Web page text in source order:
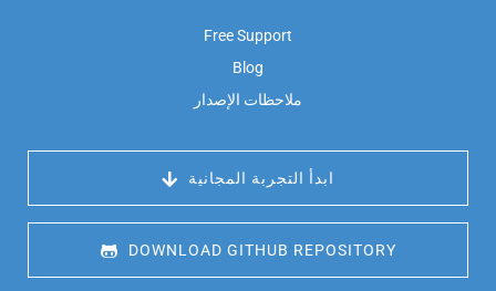
Free Support
Blog
ملاحظات الإصدار
ابدأ التجربة المجانية
DOWNLOAD GITHUB REPOSITORY